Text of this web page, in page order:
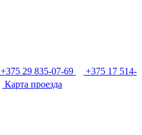
+375 29 835-07-69
+375 17 514-
Карта проезда